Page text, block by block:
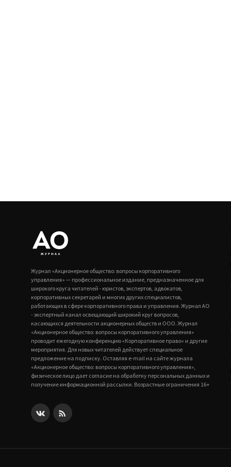
Журнал «Акционерное общество: вопросы корпоративного
управления» — профессиональное издание, предназначенное для
широкого круга читателей - юристов, экспертов, адвокатов,
корпоративных секретарей и многих других специалистов,
работающих в сфере корпоративного права и управления. Журнал АО
- экспертный канал освещающий широкий круг вопросов,
касающихся деятельности акционерных обществ и ООО. Журнал
«Акционерное общество: вопросы корпоративного управления»
проводит ежегодную конференцию «Корпоративное право» и другие
мероприятия. Для новых читателей действует специальное
предложение на подписку. Оставляя e-mail на сайте журнала
«Акционерное общество: вопросы корпоративного управления»,
физическое лицо дает согласие на обработку персональных данных и
получение информационной рассылки. Возрастные ограничения 16+